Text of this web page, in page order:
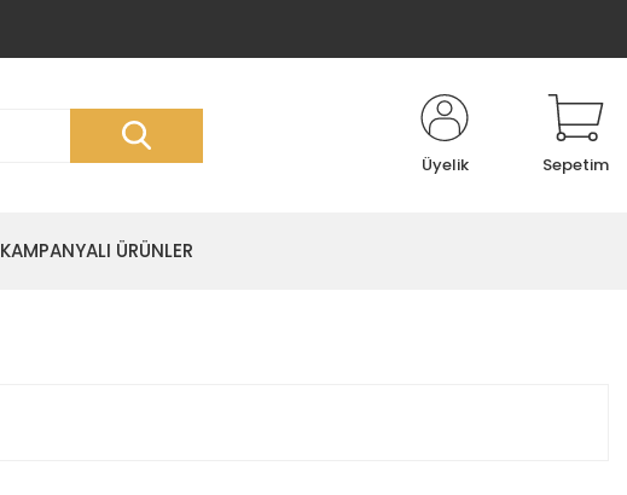
Üyelik Sepetim
KAMPANYALI ÜRÜNLER